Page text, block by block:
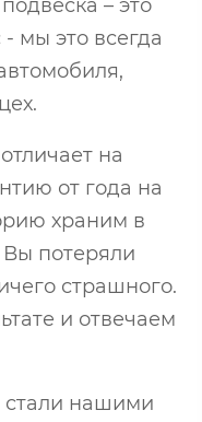
– это
мы это всегда
на
от года на
храним в
потеряли
страшного.
и отвечаем
нашими